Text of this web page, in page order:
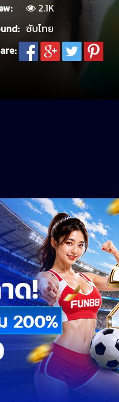
2.1K
ซับไทย